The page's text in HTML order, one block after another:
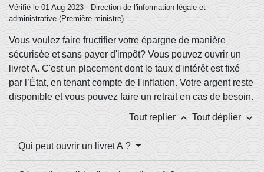
Vérifié le 01 Aug 2023 - Direction de l'information légale et
administrative (Première ministre)
Vous voulez faire fructifier votre épargne de manière
sécurisée et sans payer d'impôt? Vous pouvez ouvrir un
livret A. C'est un placement dont le taux d'intérêt est fixé
par l’État, en tenant compte de l'inflation. Votre argent reste
disponible et vous pouvez faire un retrait en cas de besoin.
Tout replier keyboard_arrow_up Tout déplier keyboard_arrow_down
Qui peut ouvrir un livret A ?